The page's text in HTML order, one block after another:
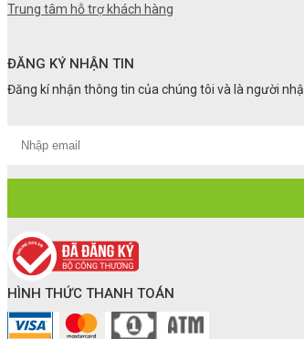
Trung tâm hỗ trợ khách hàng
ĐĂNG KÝ NHẬN TIN
Đăng kí nhận thông tin của chúng tôi và là người
HÌNH THỨC THANH TOÁN